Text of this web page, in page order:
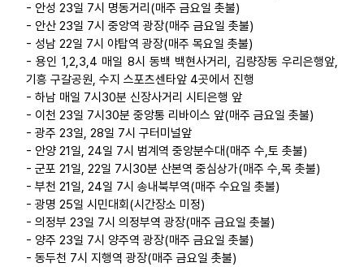
- 안성 23일 7시 명동거리(매주 금요일 촛불)
- 안산 23일 7시 중앙역 광장(매주 금요일 촛불)
- 성남 22일 7시 야탑역 광장(매주 목요일 촛불)
- 용인 1,2,3,4 매일 8시 동백 백현사거리, 김량장동 우리은행앞,
기흥 구갈공원, 수지 스포츠센타앞 4곳에서 진행
- 하남 매일 7시30분 신장사거리 시티은행 앞
- 이천 23일 7시30분 중앙통 리바이스 앞(매주 금요일 촛불)
- 광주 23일, 28일 7시 구터미널앞
- 안양 21일, 24일 7시 범계역 중앙분수대(매주 수,토 촛불)
- 군포 21일, 22일 7시30분 산본역 중심상가(매주 수,목 촛불)
- 부천 21일, 24일 7시 송내북부역(매주 수요일 촛불)
- 광명 25일 시민대회(시간장소 미정)
- 의정부 23일 7시 의정부역 광장(매주 금요일 촛불)
- 양주 23일 7시 양주역 광장(매주 금요일 촛불)
- 동두천 7시 지행역 광장(매주 금요일 촛불)